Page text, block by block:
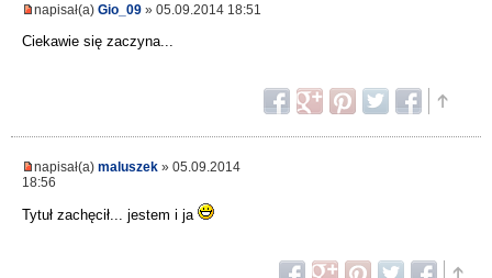
napisał(a) Gio_09 » 05.09.2014 18:51
Ciekawie się zaczyna...
napisał(a) maluszek » 05.09.2014
18:56
Tytuł zachęcił... jestem i ja